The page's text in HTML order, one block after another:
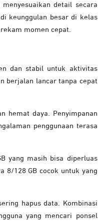
detail secara
keunggulan besar di kelas
momen cepat.
dan stabil untuk aktivitas
berjalan lancar tanpa cepat
hemat daya. Penyimpanan
penggunaan terasa
yang masih bisa diperluas
8/128 GB cocok untuk yang
hapus data. Kombinasi
yang mencari ponsel